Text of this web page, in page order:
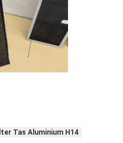
kerangka
Tas Aluminium H14